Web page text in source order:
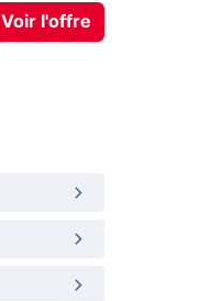
Voir l'offre